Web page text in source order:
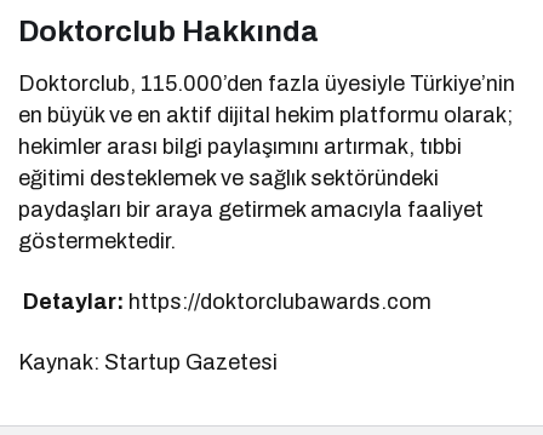
Doktorclub Hakkında
Doktorclub, 115.000’den fazla üyesiyle Türkiye’nin
en büyük ve en aktif dijital hekim platformu olarak;
hekimler arası bilgi paylaşımını artırmak, tıbbi
eğitimi desteklemek ve sağlık sektöründeki
paydaşları bir araya getirmek amacıyla faaliyet
göstermektedir.
Detaylar: https://doktorclubawards.com
Kaynak: Startup Gazetesi